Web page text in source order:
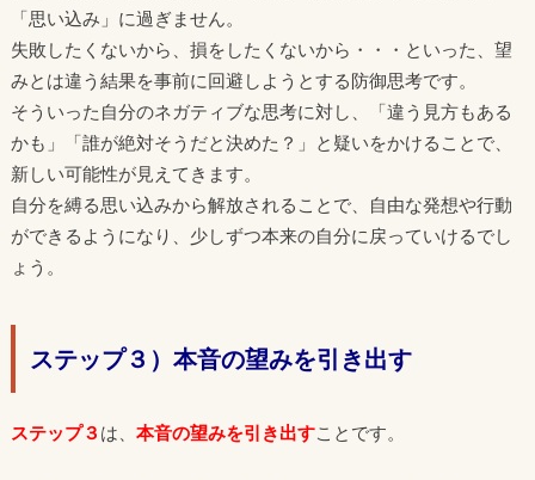
「思い込み」に過ぎません。
失敗したくないから、損をしたくないから・・・といった、望
みとは違う結果を事前に回避しようとする防御思考です。
そういった自分のネガティブな思考に対し、「違う見方もある
かも」「誰が絶対そうだと決めた？」と疑いをかけることで、
新しい可能性が見えてきます。
自分を縛る思い込みから解放されることで、自由な発想や行動
ができるようになり、少しずつ本来の自分に戻っていけるでし
ょう。
ステップ３）本音の望みを引き出す
ステップ３ は、 本音の望みを引き出すことです。